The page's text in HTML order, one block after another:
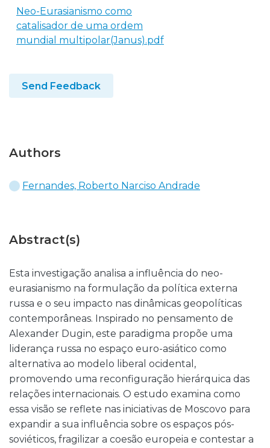
Neo-Eurasianismo como
catalisador de uma ordem
mundial multipolar(Janus).pdf
Send Feedback
Authors
Fernandes, Roberto Narciso Andrade
Abstract(s)
Esta investigação analisa a influência do neo-
eurasianismo na formulação da política externa
russa e o seu impacto nas dinâmicas geopolíticas
contemporâneas. Inspirado no pensamento de
Alexander Dugin, este paradigma propõe uma
liderança russa no espaço euro-asiático como
alternativa ao modelo liberal ocidental,
promovendo uma reconfiguração hierárquica das
relações internacionais. O estudo examina como
essa visão se reflete nas iniciativas de Moscovo para
expandir a sua influência sobre os espaços pós-
soviéticos, fragilizar a coesão europeia e contestar a